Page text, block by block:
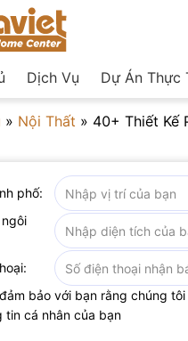
Dịch Vụ Dự Án Thực
» Nội Thất » 40+ Thiết Kế
phố:
bảo với bạn rằng chúng
tin cá nhân của bạn